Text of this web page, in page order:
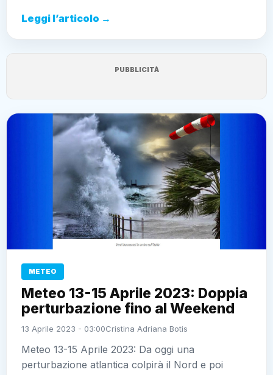
Leggi l’articolo →
PUBBLICITÀ
METEO
Meteo 13-15 Aprile 2023: Doppia
perturbazione fino al Weekend
13 Aprile 2023 - 03:00Cristina Adriana Botis
Meteo 13-15 Aprile 2023: Da oggi una
perturbazione atlantica colpirà il Nord e poi